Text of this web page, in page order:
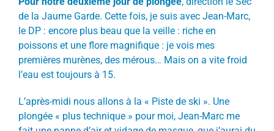
de la Jaume Garde. Cette fois, je suis avec Jean-Marc,
le DP : encore plus beau que la veille : riche en
poissons et une flore magnifique : je vois mes
premières murènes, des mérous… Mais on a vite froid
l’eau est toujours à 15.
L’après-midi nous allons à la « Piste de ski ». Une
plongée « plus technique » pour moi, Jean-Marc me